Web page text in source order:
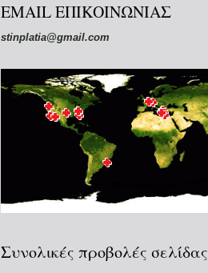
EMAIL ΕΠΙΚΟΙΝΩΝΙΑΣ
stinplatia@gmail.com
Συνολικές προβολές σελίδας